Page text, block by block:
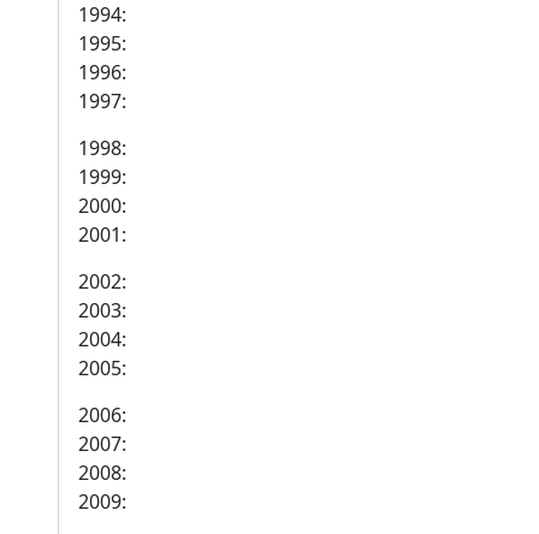
1994:
1995:
1996:
1997:
1998:
1999:
2000:
2001:
2002:
2003:
2004:
2005:
2006:
2007:
2008:
2009: